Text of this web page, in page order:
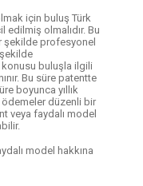
için buluş Türk
edilmiş olmalıdır. Bu
şekilde profesyonel
şekilde
konusu buluşla ilgili
Bu süre patentte
boyunca yıllık
ödemeler düzenli bir
veya faydalı model
model hakkına